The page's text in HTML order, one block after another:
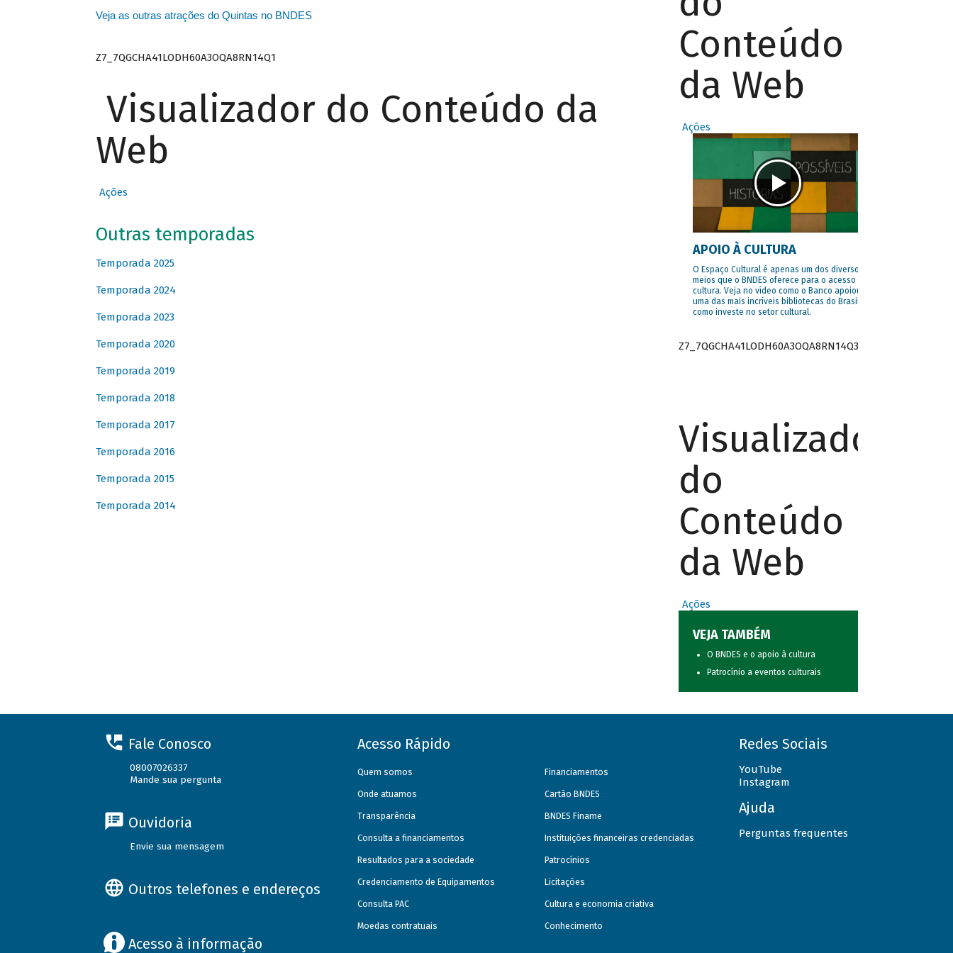
Veja as outras atrações do Quintas no BNDES
Z7_7QGCHA41LODH60A3OQA8RN14Q1
Visualizador do Conteúdo da
Web
Ações
Outras temporadas
Temporada 2025
Temporada 2024
Temporada 2023
Temporada 2020
Temporada 2019
Temporada 2018
Temporada 2017
Temporada 2016
Temporada 2015
Temporada 2014
Conteúdo
da Web
Ações
APOIO À CULTURA
O Espaço Cultural é apenas um dos diversos
meios que o BNDES oferece para o acesso à
cultura. Veja no vídeo como o Banco apoiou
uma das mais incríveis bibliotecas do Brasil e
como investe no setor cultural.
Z7_7QGCHA41LODH60A3OQA8RN14Q3
Visualizador
do
Conteúdo
da Web
Ações
VEJA TAMBÉM
O BNDES e o apoio à cultura
Patrocínio a eventos culturais
Fale Conosco
08007026337
Mande sua pergunta
Ouvidoria
Envie sua mensagem
Outros telefones e endereços
Acesso à informação
Acesso Rápido
Quem somos
Onde atuamos
Transparência
Consulta a financiamentos
Resultados para a sociedade
Credenciamento de Equipamentos
Consulta PAC
Moedas contratuais
Financiamentos
Cartão BNDES
BNDES Finame
Instituições financeiras credenciadas
Patrocínios
Licitações
Cultura e economia criativa
Conhecimento
Redes Sociais
YouTube
Instagram
Ajuda
Perguntas frequentes